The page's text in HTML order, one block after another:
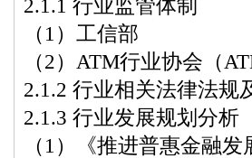
2.1.1 行业监管体制
（1）工信部
（2）ATM行业协会（
2.1.2 行业相关法律法规
2.1.3 行业发展规划分析
（1）《推进普惠金融